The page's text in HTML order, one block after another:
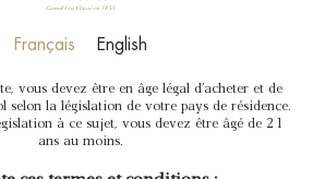
Français English
vous devez être en âge légal d'acheter et de
selon la législation de votre pays de résidence.
à ce sujet, vous devez être âgé de 21
ans au moins.